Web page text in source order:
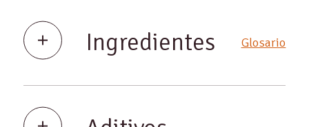
Ingredientes Glosario